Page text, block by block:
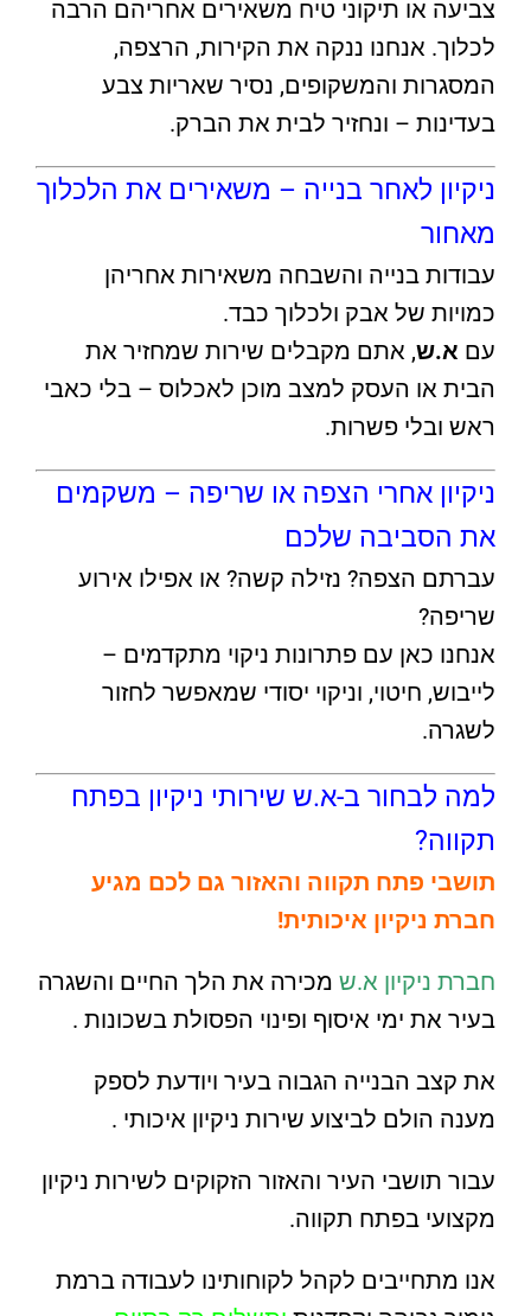
צביעה או תיקוני טיח משאירים אחריהם הרבה
לכלוך. אנחנו ננקה את הקירות, הרצפה,
המסגרות והמשקופים, נסיר שאריות צבע
בעדינות – ונחזיר לבית את הברק.
ניקיון לאחר בנייה – משאירים את הלכלוך
מאחור
עבודות בנייה והשבחה משאירות אחריהן
כמויות של אבק ולכלוך כבד.
עם א.ש, אתם מקבלים שירות שמחזיר את
הבית או העסק למצב מוכן לאכלוס – בלי כאבי
ראש ובלי פשרות.
ניקיון אחרי הצפה או שריפה – משקמים
את הסביבה שלכם
עברתם הצפה? נזילה קשה? או אפילו אירוע
שריפה?
אנחנו כאן עם פתרונות ניקוי מתקדמים –
לייבוש, חיטוי, וניקוי יסודי שמאפשר לחזור
לשגרה.
למה לבחור ב-א.ש שירותי ניקיון בפתח
תקווה?
תושבי פתח תקווה והאזור גם לכם מגיע
חברת ניקיון איכותית!
חברת ניקיון א.ש מכירה את הלך החיים והשגרה
בעיר את ימי איסוף ופינוי הפסולת בשכונות .
את קצב הבנייה הגבוה בעיר ויודעת לספק
מענה הולם לביצוע שירות ניקיון איכותי .
עבור תושבי העיר והאזור הזקוקים לשירות ניקיון
מקצועי בפתח תקווה.
אנו מתחייבים לקהל לקוחותינו לעבודה ברמת